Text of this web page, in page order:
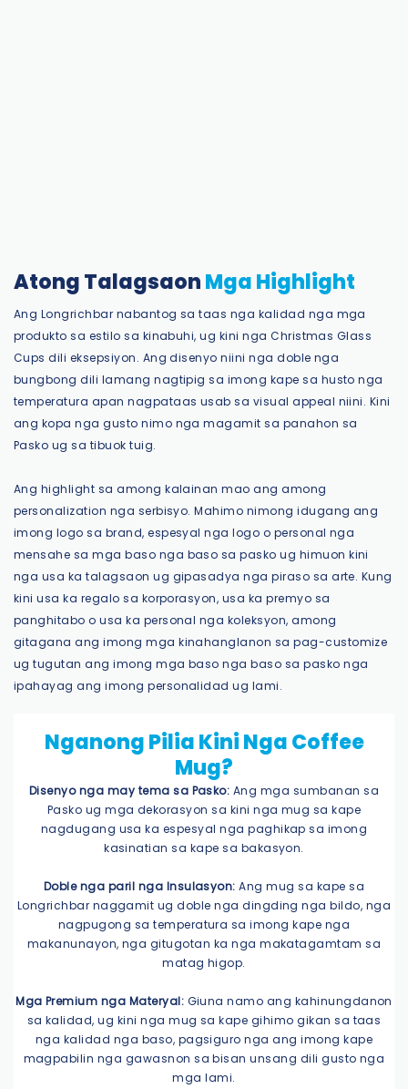
Atong TalagsaonMga Highlight
Ang Longrichbar nabantog sa taas nga kalidad nga mga
produkto sa estilo sa kinabuhi, ug kini nga Christmas Glass
Cups dili eksepsiyon. Ang disenyo niini nga doble nga
bungbong dili lamang nagtipig sa imong kape sa husto nga
temperatura apan nagpataas usab sa visual appeal niini. Kini
ang kopa nga gusto nimo nga magamit sa panahon sa
Pasko ug sa tibuok tuig.
Ang highlight sa among kalainan mao ang among
personalization nga serbisyo. Mahimo nimong idugang ang
imong logo sa brand, espesyal nga logo o personal nga
mensahe sa mga baso nga baso sa pasko ug himuon kini
nga usa ka talagsaon ug gipasadya nga piraso sa arte. Kung
kini usa ka regalo sa korporasyon, usa ka premyo sa
panghitabo o usa ka personal nga koleksyon, among
gitagana ang imong mga kinahanglanon sa pag-customize
ug tugutan ang imong mga baso nga baso sa pasko nga
ipahayag ang imong personalidad ug lami.
Nganong Pilia Kini Nga Coffee
Mug?
Disenyo nga may tema sa Pasko: Ang mga sumbanan sa
Pasko ug mga dekorasyon sa kini nga mug sa kape
nagdugang usa ka espesyal nga paghikap sa imong
kasinatian sa kape sa bakasyon.
Doble nga paril nga Insulasyon:Ang mug sa kape sa
Longrichbar naggamit ug doble nga dingding nga bildo, nga
nagpugong sa temperatura sa imong kape nga
makanunayon, nga gitugotan ka nga makatagamtam sa
matag higop.
Mga Premium nga Materyal: Giuna namo ang kahinungdanon
sa kalidad, ug kini nga mug sa kape gihimo gikan sa taas
nga kalidad nga baso, pagsiguro nga ang imong kape
magpabilin nga gawasnon sa bisan unsang dili gusto nga
mga lami.